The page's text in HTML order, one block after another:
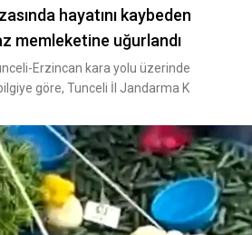
hayatını kaybeden
memleketine uğurlandı
Erzincan kara yolu üzerinde
göre, Tunceli İl Jandarma K